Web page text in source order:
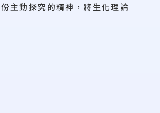
主動探究的精神，將生化理論